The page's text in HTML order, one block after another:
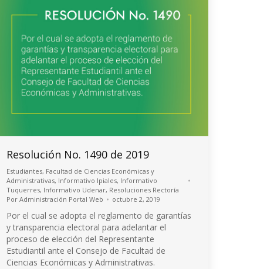
Resolución No. 1490 de 2019
Estudiantes, Facultad de Ciencias Económicas y
Administrativas, Informativo Ipiales, Informativo
Tuquerres, Informativo Udenar, Resoluciones Rectoría
Por Administración Portal Web octubre 2, 2019
Por el cual se adopta el reglamento de garantías
y transparencia electoral para adelantar el
proceso de elección del Representante
Estudiantil ante el Consejo de Facultad de
Ciencias Económicas y Administrativas.